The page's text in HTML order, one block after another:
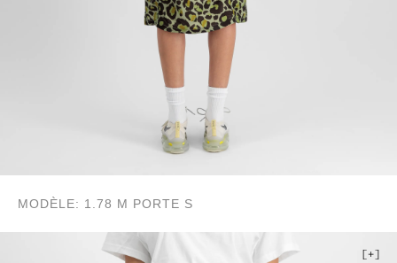
MODÈLE: 1.78 M PORTE S